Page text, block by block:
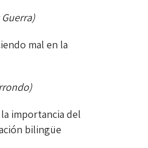
mal en la
importancia del
bilingüe